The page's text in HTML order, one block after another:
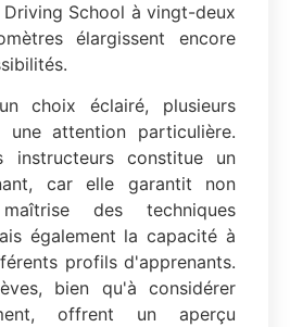
School à vingt-deux
élargissent encore
choix éclairé, plusieurs
une attention particulière.
instructeurs constitue un
car elle garantit non
des techniques
également la capacité à
profils d'apprenants.
bien qu'à considérer
offrent un aperçu